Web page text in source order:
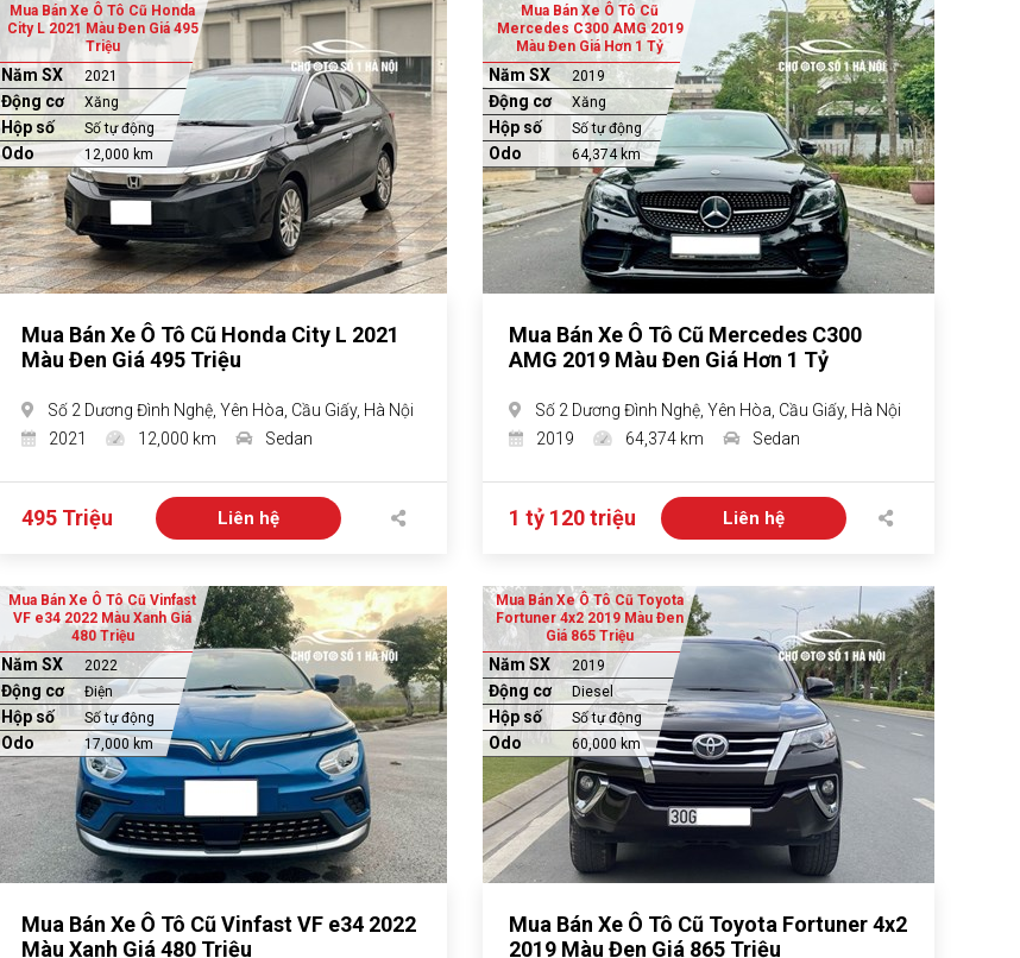
Mua Bán Xe Ô Tô Cũ Honda
City L 2021 Màu Đen Giá 495
Triệu
Năm SX 2021
Động cơ Xăng
Hộp số Số tự động
Odo 12,000 km
Mua Bán Xe Ô Tô Cũ Honda City L 2021
Màu Đen Giá 495 Triệu
Số 2 Dương Đình Nghệ, Yên Hòa, Cầu Giấy, Hà Nội
2021
12,000 km Sedan
495 Triệu Liên hệ
Mua Bán Xe Ô Tô Cũ
Mercedes C300 AMG 2019
Màu Đen Giá Hơn 1 Tỷ
Năm SX 2019
Động cơ Xăng
Hộp số Số tự động
Odo 64,374 km
Mua Bán Xe Ô Tô Cũ Mercedes C300
AMG 2019 Màu Đen Giá Hơn 1 Tỷ
Số 2 Dương Đình Nghệ, Yên Hòa, Cầu Giấy, Hà Nội
2019
64,374 km Sedan
1 tỷ 120 triệu Liên hệ
Mua Bán Xe Ô Tô Cũ Vinfast
VF e34 2022 Màu Xanh Giá
480 Triệu
Năm SX 2022
Động cơ Điện
Hộp số Số tự động
Odo 17,000 km
Mua Bán Xe Ô Tô Cũ Vinfast VF e34 2022
Màu Xanh Giá 480 Triệu
Mua Bán Xe Ô Tô Cũ Toyota
Fortuner 4x2 2019 Màu Đen
Giá 865 Triệu
Năm SX 2019
Động cơ Diesel
Hộp số Số tự động
Odo 60,000 km
Mua Bán Xe Ô Tô Cũ Toyota Fortuner 4x2
2019 Màu Đen Giá 865 Triệu